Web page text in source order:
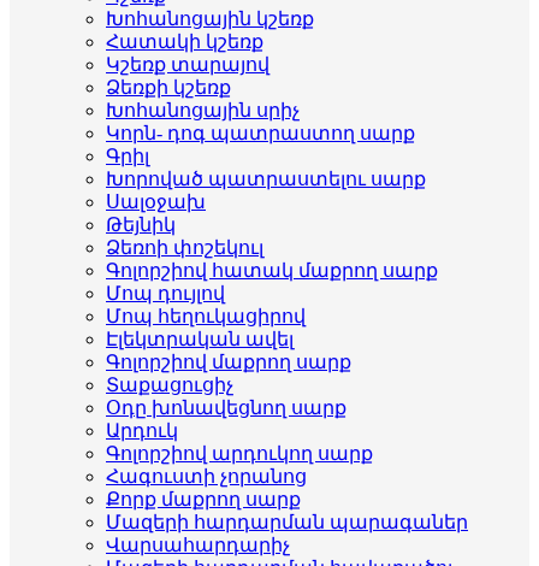
Խոհանոցային կշեռք
Հատակի կշեռք
Կշեռք տարայով
Ձեռքի կշեռք
Խոհանոցային սրիչ
Կորն- դոգ պատրաստող սարք
Գրիլ
Խորոված պատրաստելու սարք
Սալօջախ
Թեյնիկ
Ձեռոի փոշեկուլ
Գոլորշիով հատակ մաքրող սարք
Մոպ դույլով
Մոպ հեղուկացիրով
Էլեկտրական ավել
Գոլորշիով մաքրող սարք
Տաքացուցիչ
Օդը խոնավեցնող սարք
Արդուկ
Գոլորշիով արդուկող սարք
Հագուստի չորանոց
Քորք մաքրող սարք
Մազերի հարդարման պարագաներ
Վարսահարդարիչ